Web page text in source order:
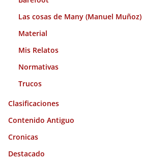
Las cosas de Many (Manuel Muñoz)
Material
Mis Relatos
Normativas
Trucos
Clasificaciones
Contenido Antiguo
Cronicas
Destacado